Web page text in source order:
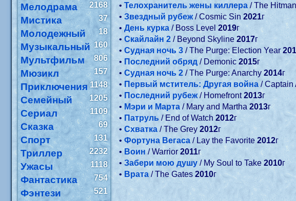
Мелодрама 2168
Мистика 37
Молодежный 18
Музыкальный 160
Мультфильм 806
Мюзикл 157
Приключения 1148
Семейный 1205
Сериал 1109
Сказка 69
Спорт 131
Триллер 2232
Ужасы 1118
Фантастика 754
Фэнтези
521
•Телохранитель жены киллера / The
•Звездный рубеж/ Cosmic Sin2021г
•День курка / Boss Level2019г
•Скайлайн 2 / Beyond Skyline2017г
•Судная ночь 3 / The Purge: Election Year
•Последний обряд/ Demonic2015г
•Судная ночь 2 / The Purge: Anarchy2014г
• Первый мститель: Другая война / Captain
• Последний рубеж/ Homefront2013г
•Мэри и Марта/ Mary and Martha2013г
• Патруль / End of Watch2012г
•Схватка / The Grey2012г
•Фортуна Вегаса / Lay the Favorite2012г
•Воин/ Warrior2011г
•Забери мою душу / My Soul to Take2010г
• Врата / The Gates2010г